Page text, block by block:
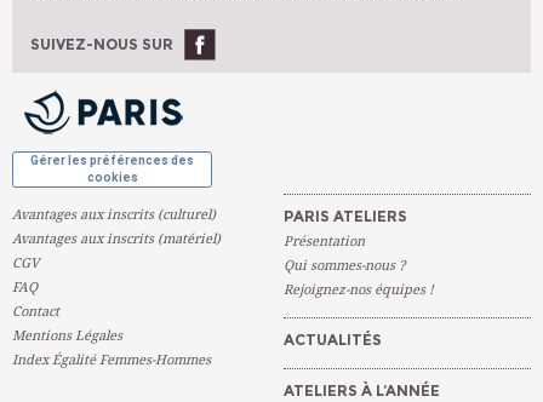
Ateliers À L'année
SUIVEZ-NOUS SUR
Gérer les préférences des
cookies
Avantages aux inscrits (culturel)
Avantages aux inscrits (matériel)
CGV
FAQ
Contact
Mentions Légales
Index Égalité Femmes-Hommes
PARIS ATELIERS
Présentation
Qui sommes-nous ?
Rejoignez-nos équipes !
ACTUALITÉS
ATELIERS À L’ANNÉE